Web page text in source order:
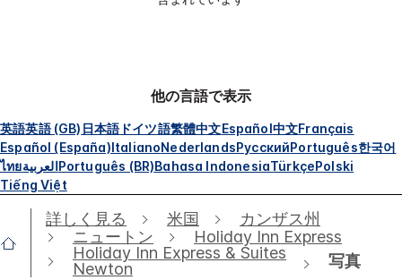
他の言語で表示
英語英語 (GB) 日本語 ドイツ語繁體中文Español中文Français
Español (España)ItalianoNederlandsРусскийPortuguês한국어
ไทยالعربيةPortuguês (BR)Bahasa IndonesiaTürkçePolski
Tiếng Việt
詳しく見る 米国
カンザス州
ニュートン
Holiday Inn Express
Holiday Inn Express & Suites
Newton
写真